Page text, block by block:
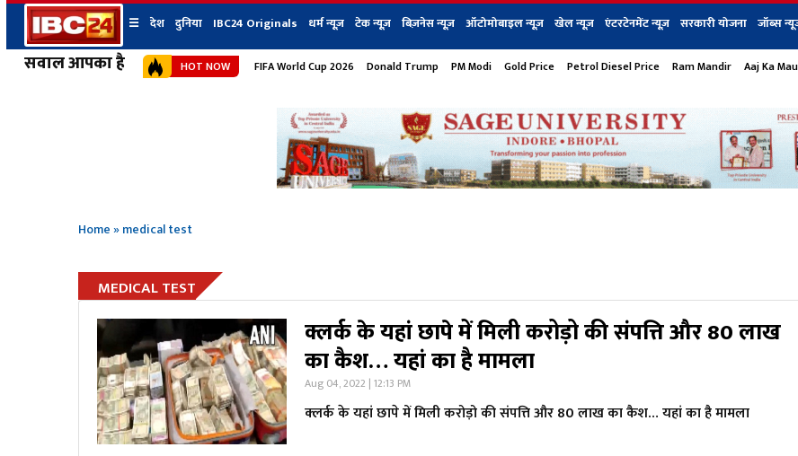
सवाल आपका है
☰ देश दुनिया IBC24 Originals धर्म न्यूज़ टेक न्यूज़ बिज़नेस न्यूज़ ऑटोमोबाइल न्यूज़ खेल न्यूज़ एंटरटेनमेंट न्यूज़ सरकारी योजना जॉब्स
देश प्रदेश न्यूज
हिमाचल प्रदेश न्यूज
शहर दुनिया IBC24 Originals बिज़नेस टेक न्यूज धर्म ऑटोमोबाइल
HOT NOW FIFA World Cup 2026 Donald Trump PM Modi Gold Price Petrol Diesel Price Ram Mandir Aaj Ka
Home»medical test
MEDICAL TEST
क्लर्क के यहां छापे में मिली करोड़ो की संपत्ति और 80 लाख
का कैश… यहां का है मामला
Aug 04, 2022 | 12:13 PM
क्लर्क के यहां छापे में मिली करोड़ो की संपत्ति और 80 लाख का कैश… यहां का है मामला